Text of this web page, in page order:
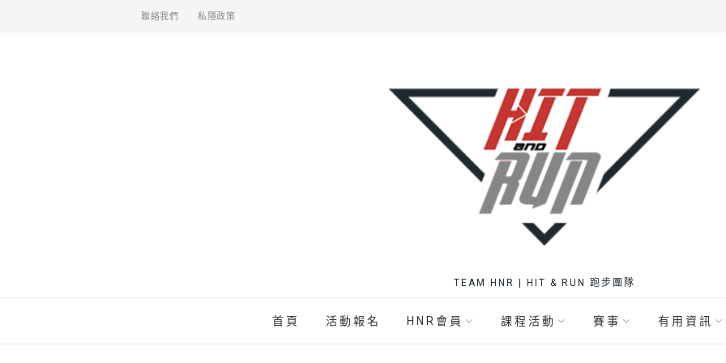
聯絡我們 私隱政策
TEAM HNR | HIT & RUN 跑步團隊
首頁 活動報名 HNR會員 課程活動 賽事 有用資訊